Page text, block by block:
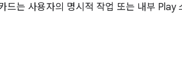
드는 사용자의 명시적 작업 또는 내부 Play